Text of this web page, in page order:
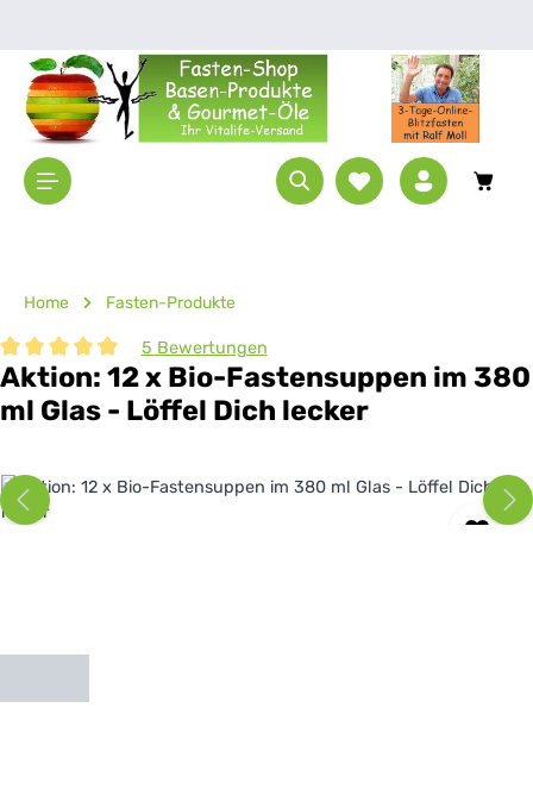
Home Fasten-Produkte
Durchschnittliche Bewertung von 5 von 5 Sternen
5 Bewertungen
Aktion: 12 x Bio-Fastensuppen im 380
ml Glas - Löffel Dich lecker
Bildergalerie überspringen